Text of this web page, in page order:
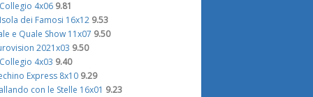
4x06 9.81
dei Famosi 16x12 9.53
e Quale Show 11x07 9.50
2021x03 9.50
4x03 9.40
Express 8x10 9.29
con le Stelle 16x01 9.23